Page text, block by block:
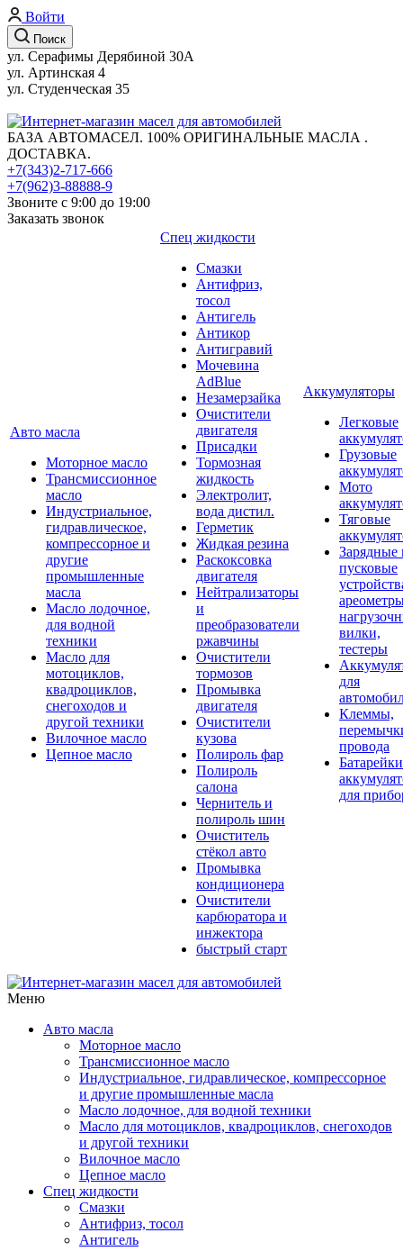
Войти
Поиск
ул. Серафимы Дерябиной 30А
ул. Артинская 4
ул. Студенческая 35
БАЗА АВТОМАСЕЛ. 100% ОРИГИНАЛЬНЫЕ МАСЛА .
ДОСТАВКА.
+7(343)2-717-666
+7(962)3-88888-9
Звоните с 9:00 до 19:00
Заказать звонок
Авто масла
Моторное масло
Трансмиссионное
масло
Индустриальное,
гидравлическое,
компрессорное и
другие
промышленные
масла
Масло лодочное,
для водной
техники
Масло для
мотоциклов,
квадроциклов,
снегоходов и
другой техники
Вилочное масло
Цепное масло
Спец жидкости
Смазки
Антифриз,
тосол
Антигель
Антикор
Антигравий
Мочевина
AdBlue
Незамерзайка
Очистители
двигателя
Присадки
Тормозная
жидкость
Электролит,
вода дистил.
Герметик
Жидкая резина
Раскоксовка
двигателя
Нейтрализаторы
и
преобразователи
ржавчины
Очистители
тормозов
Промывка
двигателя
Очистители
кузова
Полироль фар
Полироль
салона
Чернитель и
полироль шин
Очиститель
стёкол авто
Промывка
кондиционера
Очистители
карбюратора и
инжектора
быстрый старт
Аккумуляторы
Легковые
Грузовые
Мото
Тяговые
Зарядные
пусковые
вилки,
тестеры
для
Клеммы,
провода
для
Меню
Авто масла
Моторное масло
Трансмиссионное масло
Индустриальное, гидравлическое, компрессорное
и другие промышленные масла
Масло лодочное, для водной техники
Масло для мотоциклов, квадроциклов, снегоходов
и другой техники
Вилочное масло
Цепное масло
Спец жидкости
Смазки
Антифриз, тосол
Антигель